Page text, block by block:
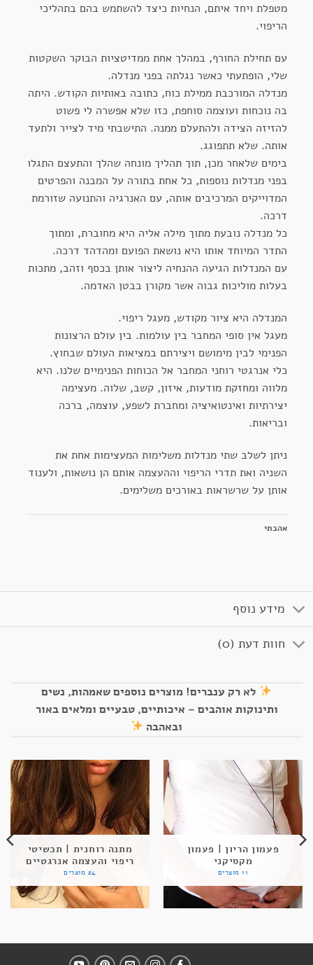
מטפלת ויחד איתם, הנחיות כיצד להשתמש בהם בתהליכי
הריפוי.
עם תחילת החורף, במהלך אחת ממדיטציות הבוקר השקטות
שלי, הופתעתי כאשר נגלתה בפני מנדלה.
מנדלה המורכבת ממילת כוח, כתובה באותיות הקודש. היתה
בה נוכחות ועוצמה סוחפת, כזו שלא אפשרה לי פשוט
להזיזה הצידה ולהתעלם ממנה. התישבתי מיד לצייר ולתעד
אותה. שלא תתפוגג.
בימים שלאחר מכן, תוך תהליך מונחה שהלך והתעצם התגלו
בפני מנדלות נוספות, כל אחת בתורה על המבנה והפרטים
המדוייקים המרכיבים אותה, עם האנרגיה והתנועה שזורמת
דרכה.
כל מנדלה נובעת מתוך מילה אליה היא מחוברת, ומתוך
התדר המיוחד אותו היא נושאת הפועם ומהדהד דרכה.
עם המנדלות הגיעה ההנחיה ליצור אותן בכסף וזהב, מתכות
בעלות מוליכות גבוה אשר מקורן בבטן האדמה.
המנדלה היא ציור מקודש, מעגל ריפוי.
מעגל אין סופי המחבר בין עולמות. בין עולם הרצונות
הפנימי לבין מימושם ויצירתם במציאות העולם שבחוץ.
כלי אנרגטי רוחני המחבר אל הכוחות הפנימיים שלנו. היא
מלווה ומחזקת מודעות, איזון, קשב, שלוה. מעצימה
יצירתיות ואינטואיציה ומחברת לשפע, עוצמה, ברכה
ובריאות.
ניתן לשלב שתי מנדלות משלימות המעצימות אחת את
השניה ואת תדרי הריפוי וההעצמה אותם הן נושאות, ולענוד
אותן על שרשראות באורכים משלימים.
אהבתי
מידע נוסף
חוות דעת (0)
לא רק ענברים! מוצרים נוספים שאמהות, נשים
ותינוקות אוהבים – איכותיים, טבעיים ומלאים באור
ובאהבה
פעמון הריון | פעמון
מקסיקני
11 מוצרים
מתנה רוחנית | תכשיטי
ריפוי והעצמה אנרגטיים
24 מוצרים